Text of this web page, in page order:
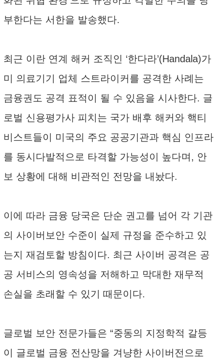
부한다는 서한을 발송했다.
최근 이란 연계 해커 조직인 ‘한다라’(Handala)가
미 의료기기 업체 스트라이커를 공격한 사례는
금융권도 공격 표적이 될 수 있음을 시사한다. 글
로벌 신용평가사 피치는 국가 배후 해커와 핵티
비스트들이 미국의 주요 공공기관과 핵심 인프라
를 동시다발적으로 타격할 가능성이 높다며, 안
보 상황에 대해 비관적인 전망을 내놨다.
이에 따라 금융 당국은 단순 권고를 넘어 각 기관
의 사이버보안 수준이 실제 규정을 준수하고 있
는지 재검토할 방침이다. 최근 사이버 공격은 공
공 서비스의 영속성을 저해하고 막대한 재무적
손실을 초래할 수 있기 때문이다.
글로벌 보안 전문가들은 “중동의 지정학적 갈등
이 글로벌 금융 전산망을 겨냥한 사이버전으로